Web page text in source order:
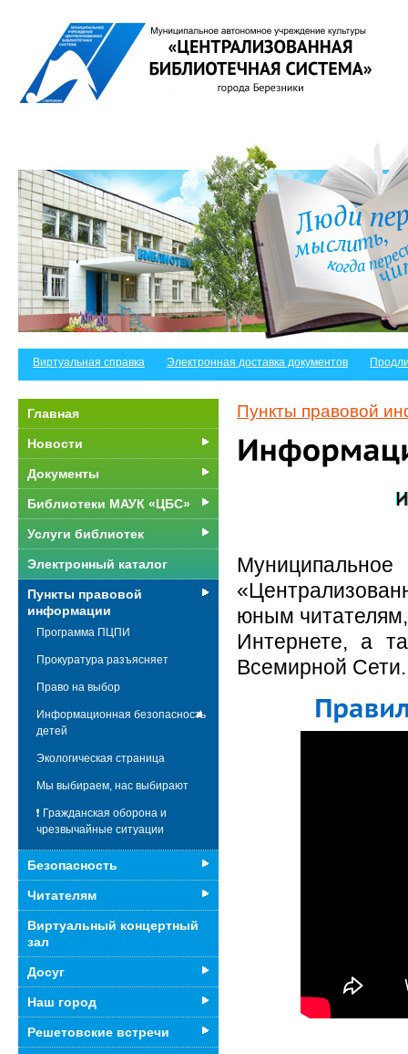
Виртуальная справка Электронная доставка документов
Пункты правовой
юным
Интернете, а
Всемирной Сети.
Главная
Новости
Документы
Библиотеки МАУК «ЦБС»
Услуги библиотек
Электронный каталог
Пункты правовой
информации
Программа ПЦПИ
Прокуратура разъясняет
Право на выбор
Информационная безопасность
детей
Экологическая страница
Мы выбираем, нас выбирают
❗ Гражданская оборона и
чрезвычайные ситуации
Безопасность
Читателям
Виртуальный концертный
зал
Досуг
Наш город
Решетовские встречи